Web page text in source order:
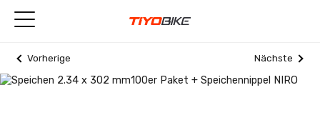
Vorherige Nächste